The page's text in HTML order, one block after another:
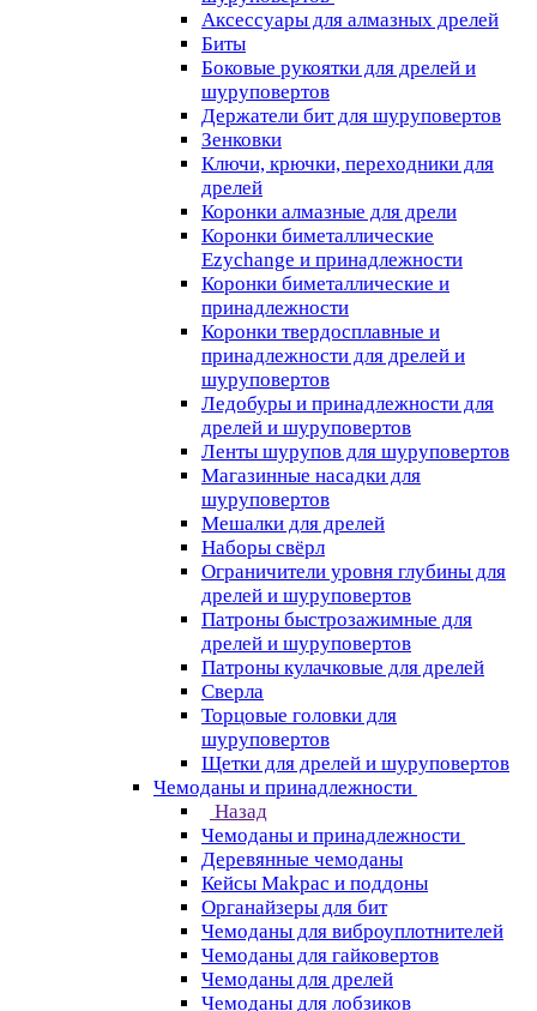
Аксессуары для алмазных дрелей
Биты
Боковые рукоятки для дрелей и
шуруповертов
Держатели бит для шуруповертов
Зенковки
Ключи, крючки, переходники для
дрелей
Коронки алмазные для дрели
Коронки биметаллические
Ezychange и принадлежности
Коронки биметаллические и
принадлежности
Коронки твердосплавные и
принадлежности для дрелей и
шуруповертов
Ледобуры и принадлежности для
дрелей и шуруповертов
Ленты шурупов для шуруповертов
Магазинные насадки для
шуруповертов
Мешалки для дрелей
Наборы свёрл
Ограничители уровня глубины для
дрелей и шуруповертов
Патроны быстрозажимные для
дрелей и шуруповертов
Патроны кулачковые для дрелей
Сверла
Торцовые головки для
шуруповертов
Щетки для дрелей и шуруповертов
Чемоданы и принадлежности
Назад
Чемоданы и принадлежности
Деревянные чемоданы
Кейсы Makpac и поддоны
Органайзеры для бит
Чемоданы для виброуплотнителей
Чемоданы для гайковертов
Чемоданы для дрелей
Чемоданы для лобзиков